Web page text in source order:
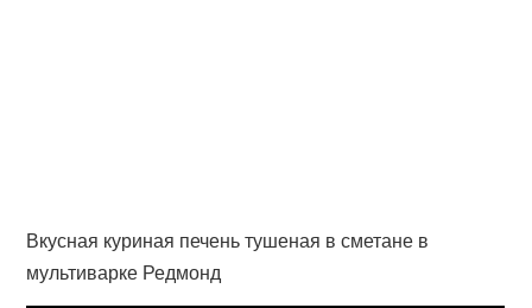
Вкусная куриная печень тушеная в сметане в
мультиварке Редмонд